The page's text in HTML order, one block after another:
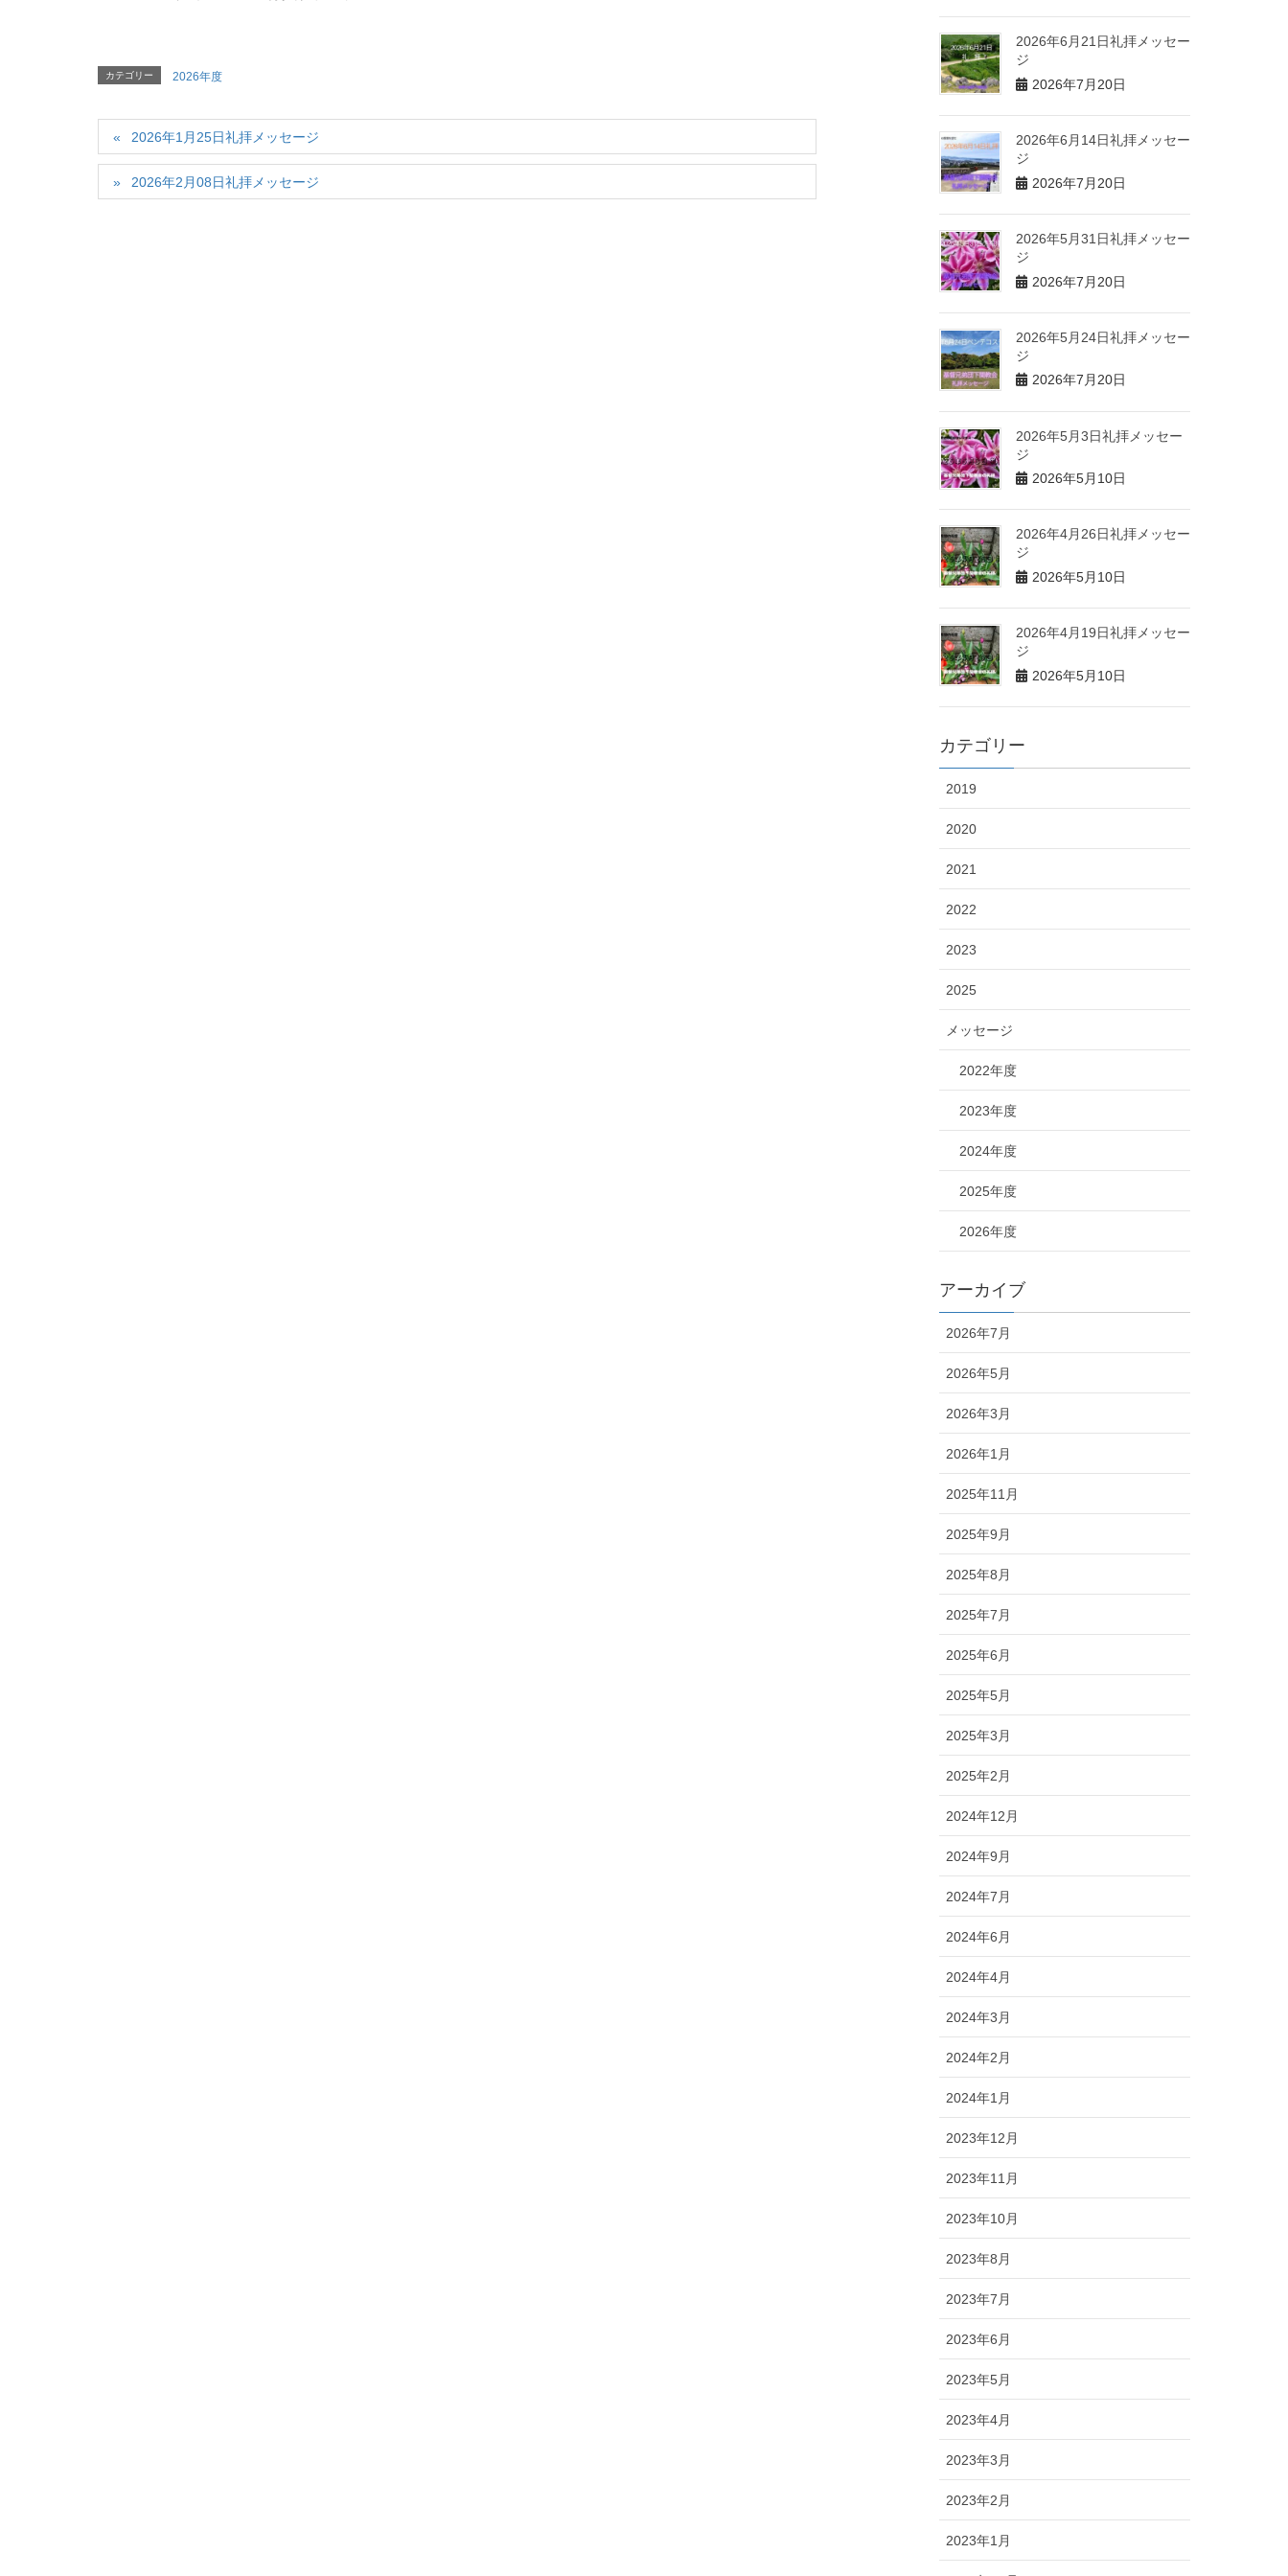
カテゴリー 2026年度
2026年1月25日礼拝メッセージ
2026年2月08日礼拝メッセージ
2026年6月21日礼拝メッセー
ジ
2026年7月20日
2026年6月14日礼拝メッセー
ジ
2026年7月20日
2026年5月31日礼拝メッセー
ジ
2026年7月20日
2026年5月24日礼拝メッセー
ジ
2026年7月20日
2026年5月3日礼拝メッセー
ジ
2026年5月10日
2026年4月26日礼拝メッセー
ジ
2026年5月10日
2026年4月19日礼拝メッセー
ジ
2026年5月10日
カテゴリー
2019
2020
2021
2022
2023
2025
メッセージ
2022年度
2023年度
2024年度
2025年度
2026年度
アーカイブ
2026年7月
2026年5月
2026年3月
2026年1月
2025年11月
2025年9月
2025年8月
2025年7月
2025年6月
2025年5月
2025年3月
2025年2月
2024年12月
2024年9月
2024年7月
2024年6月
2024年4月
2024年3月
2024年2月
2024年1月
2023年12月
2023年11月
2023年10月
2023年8月
2023年7月
2023年6月
2023年5月
2023年4月
2023年3月
2023年2月
2023年1月